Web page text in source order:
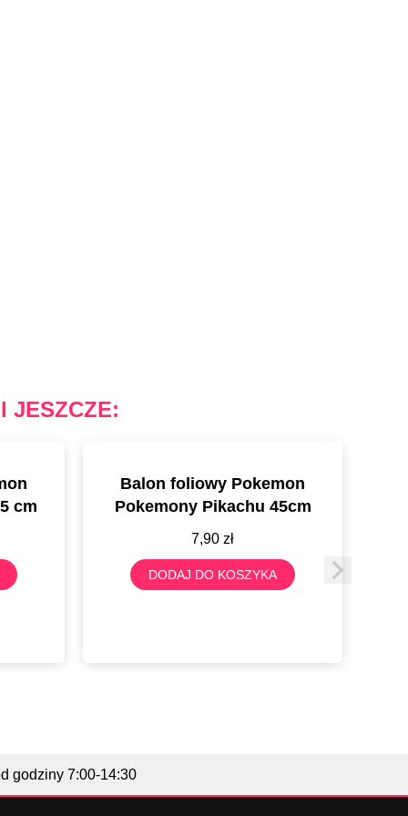
JESZCZE:
cm
Balon foliowy Pokemon
Pokemony Pikachu 45cm
7,90 zł
DODAJ DO KOSZYKA
godziny 7:00-14:30